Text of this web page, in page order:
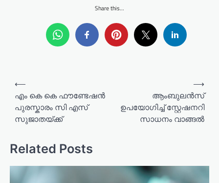
Share this...
n
a
v
⟵
എം കെ കെ ഫൗണ്ടേഷൻ
പുരസ്കാരം സി എസ്
സുജാതയ്ക്ക്
ആംബുലൻസ്
ഉപയോഗിച്ച് സ്റ്റേഷനറി
സാധനം വാങ്ങൽ
⟶
Related Posts